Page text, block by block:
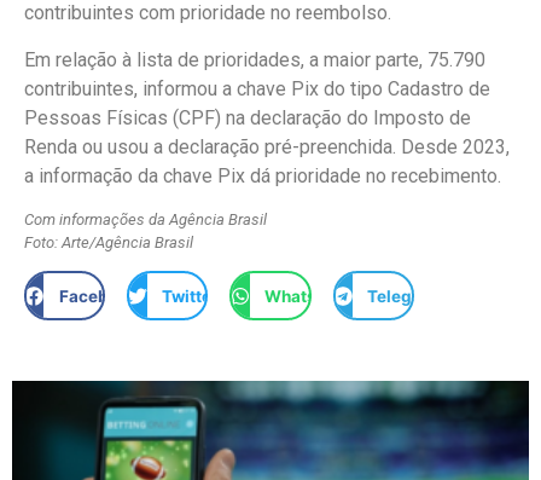
contribuintes com prioridade no reembolso.
Em relação à lista de prioridades, a maior parte, 75.790
contribuintes, informou a chave Pix do tipo Cadastro de
Pessoas Físicas (CPF) na declaração do Imposto de
Renda ou usou a declaração pré-preenchida. Desde 2023,
a informação da chave Pix dá prioridade no recebimento.
Com informações da Agência Brasil
Foto: Arte/Agência Brasil
Facebook Twitter WhatsApp Telegram